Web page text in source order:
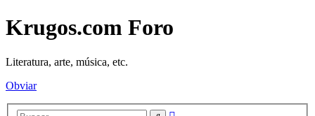
Krugos.com Foro
Literatura, arte, música, etc.
Obviar